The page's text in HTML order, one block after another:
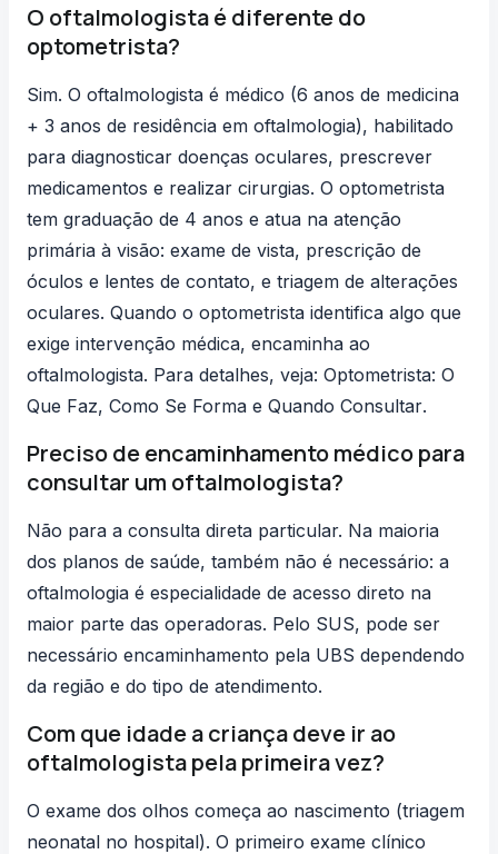
O oftalmologista é diferente do
optometrista?
Sim. O oftalmologista é médico (6 anos de medicina
+ 3 anos de residência em oftalmologia), habilitado
para diagnosticar doenças oculares, prescrever
medicamentos e realizar cirurgias. O optometrista
tem graduação de 4 anos e atua na atenção
primária à visão: exame de vista, prescrição de
óculos e lentes de contato, e triagem de alterações
oculares. Quando o optometrista identifica algo que
exige intervenção médica, encaminha ao
oftalmologista. Para detalhes, veja: Optometrista: O
Que Faz, Como Se Forma e Quando Consultar.
Preciso de encaminhamento médico para
consultar um oftalmologista?
Não para a consulta direta particular. Na maioria
dos planos de saúde, também não é necessário: a
oftalmologia é especialidade de acesso direto na
maior parte das operadoras. Pelo SUS, pode ser
necessário encaminhamento pela UBS dependendo
da região e do tipo de atendimento.
Com que idade a criança deve ir ao
oftalmologista pela primeira vez?
O exame dos olhos começa ao nascimento (triagem
neonatal no hospital). O primeiro exame clínico